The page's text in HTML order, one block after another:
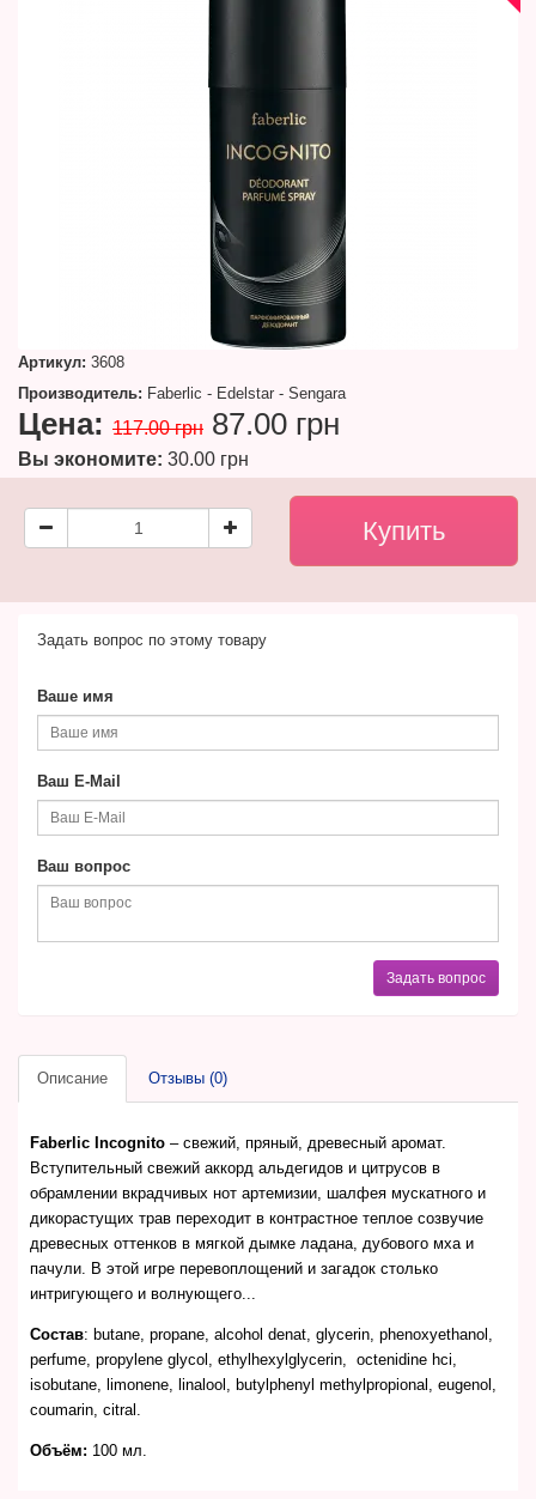
Артикул: 3608
Производитель: Faberlic - Edelstar - Sengara
Цена: 117.00 грн 87.00 грн
Вы экономите: 30.00 грн
Задать вопрос по этому товару
Ваше имя
Ваш E-Mail
Ваш вопрос
Задать вопрос
Описание Отзывы (0)
Faberlic Incognito – свежий, пряный, древесный аромат.
Вступительный свежий аккорд альдегидов и цитрусов в
обрамлении вкрадчивых нот артемизии, шалфея мускатного и
дикорастущих трав переходит в контрастное теплое созвучие
древесных оттенков в мягкой дымке ладана, дубового мха и
пачули. В этой игре перевоплощений и загадок столько
интригующего и волнующего...
Состав: butane, propane, alcohol denat, glycerin, phenoxyethanol,
perfume, propylene glycol, ethylhexylglycerin, octenidine hci,
isobutane, limonene, linalool, butylphenyl methylpropional, eugenol,
coumarin, citral.
Объём: 100 мл.